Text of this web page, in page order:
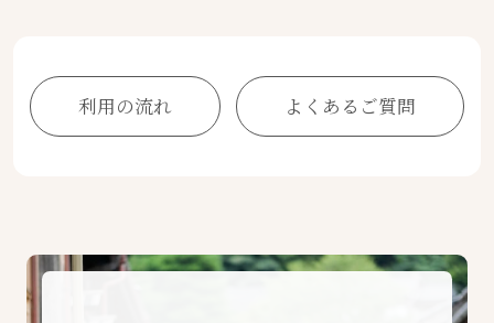
利用の流れ よくあるご質問